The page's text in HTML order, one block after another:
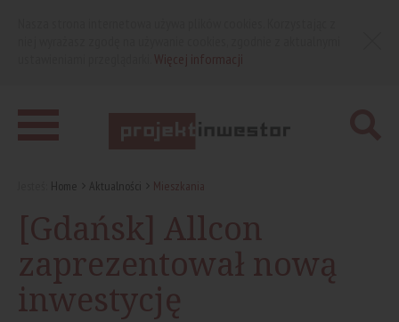
Home Aktualności Mieszkania
[Gdańsk] Allcon
zaprezentował nową
inwestycję